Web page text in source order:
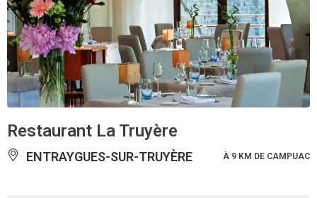
Restaurant La Truyère
ENTRAYGUES-SUR-TRUYÈRE À 9 KM DE CAMPUAC